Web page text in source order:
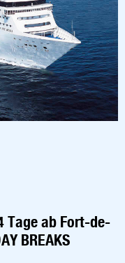
Tage ab Fort-de-
BREAKS